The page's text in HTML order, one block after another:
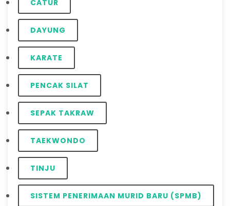
CATUR
DAYUNG
KARATE
PENCAK SILAT
SEPAK TAKRAW
TAEKWONDO
TINJU
SISTEM PENERIMAAN MURID BARU (SPMB)